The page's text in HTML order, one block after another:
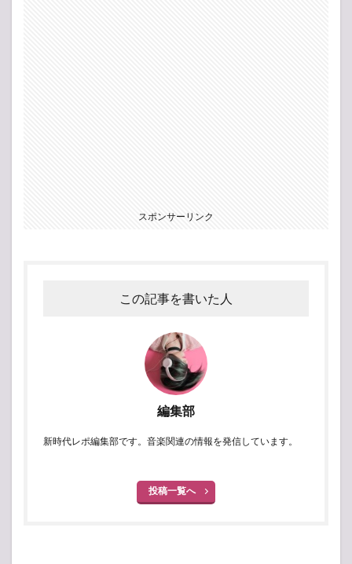
スポンサーリンク
この記事を書いた人
編集部
新時代レポ編集部です。音楽関連の情報を発信しています。
投稿一覧へ